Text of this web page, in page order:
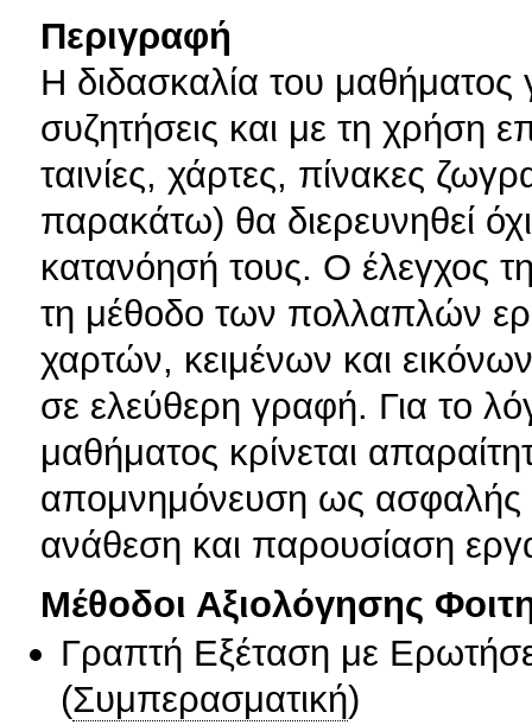
Περιγραφή
Η διδασκαλία του μαθήματος
συζητήσεις και με τη χρήση
ταινίες, χάρτες, πίνακες
παρακάτω) θα διερευνηθεί
κατανόησή τους. Ο έλεγχος
τη μέθοδο των πολλαπλών
χαρτών, κειμένων και
σε ελεύθερη γραφή. Για το
μαθήματος κρίνεται
απομνημόνευση ως ασφαλής
ανάθεση και παρουσίαση
Μέθοδοι Αξιολόγησης
Γραπτή Εξέταση με
(Συμπερασματική)